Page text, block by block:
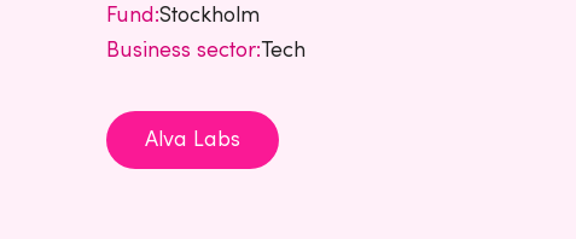
Fund:Stockholm
Business sector:Tech
Alva Labs